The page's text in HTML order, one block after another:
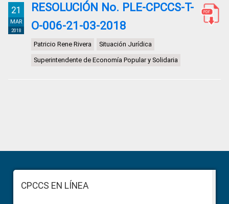
21
MAR
2018
RESOLUCIÓN No. PLE-CPCCS-T-
O-006-21-03-2018
Patricio Rene Rivera Situación Jurídica
Superintendente de Economía Popular y Solidaria
Sidebar
FooterCPCCS EN LÍNEA